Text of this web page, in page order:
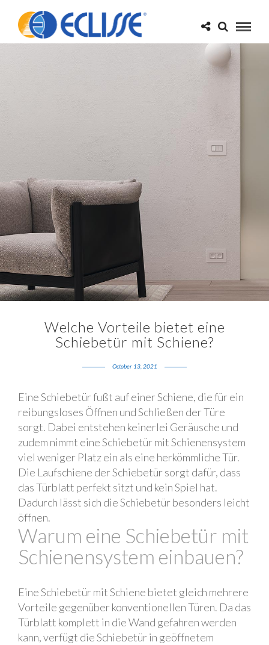
Welche Vorteile bietet eine
Schiebetür mit Schiene?
October 13, 2021
Eine Schiebetür fußt auf einer Schiene, die für ein
reibungsloses Öffnen und Schließen der Türe
sorgt. Dabei entstehen keinerlei Geräusche und
zudem nimmt eine Schiebetür mit Schienensystem
viel weniger Platz ein als eine herkömmliche Tür.
Die Laufschiene der Schiebetür sorgt dafür, dass
das Türblatt perfekt sitzt und kein Spiel hat.
Dadurch lässt sich die Schiebetür besonders leicht
öffnen.
Warum eine Schiebetür mit
Schienensystem einbauen?
Eine Schiebetür mit Schiene bietet gleich mehrere
Vorteile gegenüber konventionellen Türen. Da das
Türblatt komplett in die Wand gefahren werden
kann, verfügt die Schiebetür in geöffnetem